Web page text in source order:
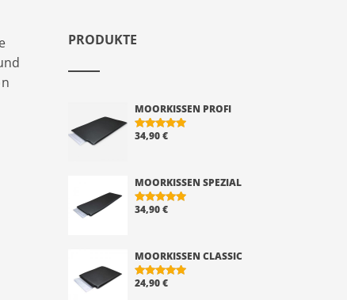
PRODUKTE
MOORKISSEN PROFI
BEWERTE
34,90€
MOORKISSEN SPEZIAL
BEWERTE
34,90€
MOORKISSEN CLASSIC
BEWERTE
24,90€